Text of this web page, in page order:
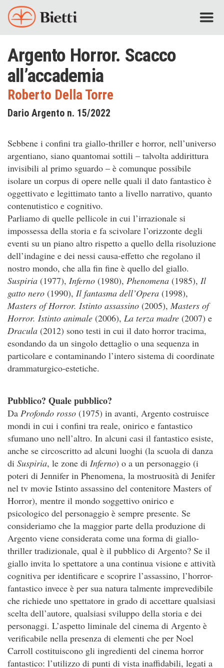
Argento Horror. Scacco
all’accademia
Roberto Della Torre
Dario Argento n. 15/2022
Sebbene i confini tra giallo-thriller e horror, nell’universo
argentiano, siano quantomai sottili – talvolta addirittura
invisibili al primo sguardo – è comunque possibile
isolare un corpus di opere nelle quali il dato fantastico è
oggettivato e legittimato tanto a livello narrativo, quanto
contenutistico e cognitivo.
Parliamo di quelle pellicole in cui l’irrazionale si
impossessa della storia e fa scivolare l’orizzonte degli
eventi su un piano altro rispetto a quello della risoluzione
dell’indagine e dei nessi causa-effetto che regolano il
nostro mondo, che alla fin fine è quello del giallo.
Suspiria (1977), Inferno (1980), Phenomena (1985), Il
gatto nero (1990), Il fantasma dell’Opera (1998),
Masters of Horror. Istinto assassino (2005), Masters of
Horror. Istinto animale (2006), La terza madre (2007) e
Dracula (2012) sono testi in cui il dato horror tracima,
esondando da un singolo dettaglio o una sequenza in
particolare e contaminando l’intero sistema di coordinate
drammaturgico-estetiche.
Pubblico? Quale pubblico?
Da Profondo rosso (1975) in avanti, Argento costruisce
mondi in cui i confini tra reale, onirico e fantastico
sfumano uno nell’altro. In alcuni casi il fantastico esiste,
anche se circoscritto ad alcuni luoghi (la scuola di danza
di Suspiria, le zone di Inferno) o a un personaggio (i
poteri di Jennifer in Phenomena, la mostruosità di Jenifer
nel tv movie Istinto assassino del contenitore Masters of
Horror), mentre il mondo soggettivo onirico e
psicologico del personaggio è sempre presente. Se
consideriamo che la maggior parte della produzione di
Argento viene considerata come una forma di giallo-
thriller tradizionale, qual è il pubblico di Argento? Se il
giallo invita lo spettatore a una continua visione e attività
cognitiva per identificare e scoprire l’assassino, l’horror-
fantastico invece è per sua natura talmente imprevedibile
che richiede uno spettatore in grado di accettare qualsiasi
scelta dell’autore, qualsiasi sviluppo della storia e dei
personaggi. L’aspetto liminale del cinema di Argento è
verificabile nella presenza di elementi che per Noel
Carroll costituiscono gli ingredienti del cinema horror
fantastico: l’utilizzo di punti di vista inaffidabili, legati a